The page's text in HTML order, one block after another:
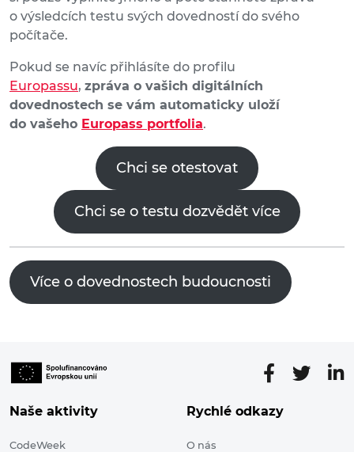
o výsledcích testu svých dovedností do svého
počítače.
Pokud se navíc přihlásíte do profilu
Europassu, zpráva o vašich digitálních
dovednostech se vám automaticky uloží
do vašeho Europass portfolia.
Chci se otestovat
Chci se o testu dozvědět více
Více o dovednostech budoucnosti
Naše aktivity
CodeWeek
Rychlé odkazy
O nás